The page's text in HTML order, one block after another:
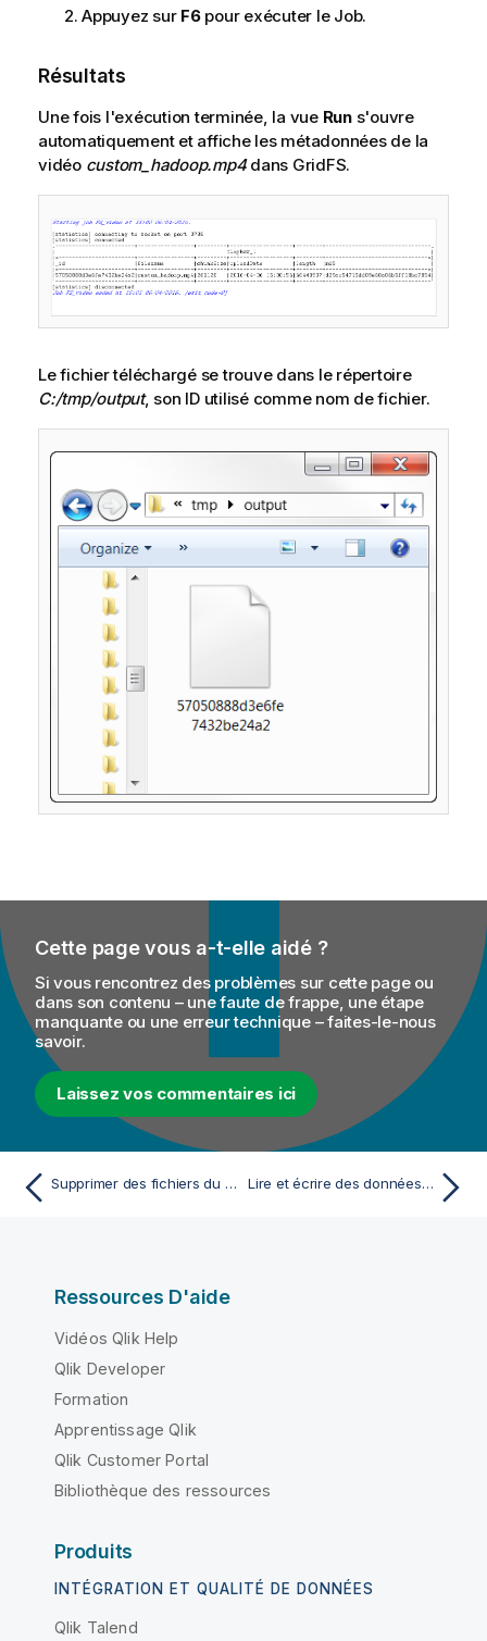
Appuyez sur F6pour exécuter le Job.
Résultats
Une fois l'exécution terminée, la vue Runs'ouvre
automatiquement et affiche les métadonnées de la
vidéo custom_hadoop.mp4dans GridFS.
Le fichier téléchargé se trouve dans le répertoire
C:/tmp/output, son ID utilisé comme nom de fichier.
Cette page vous a-t-elle aidé ?
Si vous rencontrez des problèmes sur cette page ou
dans son contenu – une faute de frappe, une étape
manquante ou une erreur technique – faites-le-nous
savoir.
Laissez vos commentaires ici
Supprimer des fichiers du GridFS de MongoDB Lire et écrire des données dans MongoDB à l'aide d'un Job Spark Streaming
Ressources D'aide
Vidéos Qlik Help
Qlik Developer
Formation
Apprentissage Qlik
Qlik Customer Portal
Bibliothèque des ressources
Produits
INTÉGRATION ET QUALITÉ DE DONNÉES
Qlik Talend